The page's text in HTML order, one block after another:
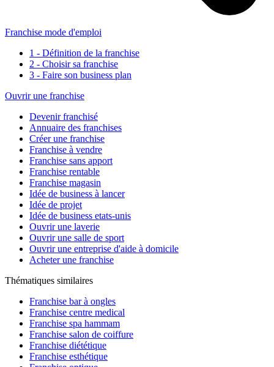
Franchise mode d'emploi
1 - Définition de la franchise
2 - Choisir sa franchise
3 - Faire son business plan
Ouvrir une franchise
Devenir franchisé
Annuaire des franchises
Créer une franchise
Franchise à vendre
Franchise sans apport
Franchise rentable
Franchise magasin
Idée de business à lancer
Idée de projet
Idée de business etats-unis
Ouvrir une laverie
Ouvrir une salle de sport
Ouvrir une entreprise d'aide à domicile
Acheter une franchise
Thématiques similaires
Franchise bar à ongles
Franchise centre medical
Franchise spa hammam
Franchise salon de coiffure
Franchise diététique
Franchise esthétique